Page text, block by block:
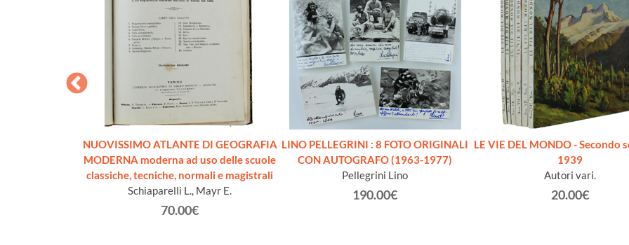
NUOVISSIMO ATLANTE DI GEOGRAFIA
MODERNA moderna ad uso delle scuole
classiche, tecniche, normali e magistrali
Schiaparelli L., Mayr E.
70.00€
LINO PELLEGRINI : 8 FOTO ORIGINALI
CON AUTOGRAFO (1963-1977)
Pellegrini Lino
190.00€
LE VIE DEL MONDO - Secondo
1939
Autori vari.
20.00€